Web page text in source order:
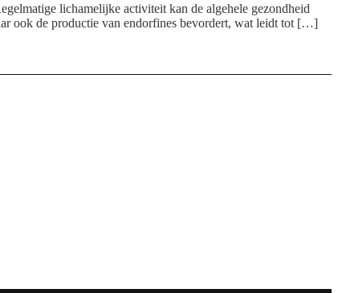
lichamelijke activiteit kan de algehele gezondheid
ook de productie van endorfines bevordert, wat leidt tot […]